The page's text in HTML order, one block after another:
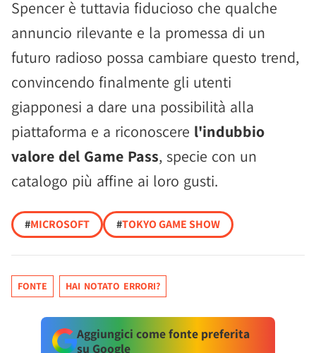
Spencer è tuttavia fiducioso che qualche
annuncio rilevante e la promessa di un
futuro radioso possa cambiare questo trend,
convincendo finalmente gli utenti
giapponesi a dare una possibilità alla
piattaforma e a riconoscere l'indubbio
valore del Game Pass, specie con un
catalogo più affine ai loro gusti.
#MICROSOFT #TOKYO GAME SHOW
FONTE HAI NOTATO ERRORI?
Aggiungici come fonte preferita
su Google